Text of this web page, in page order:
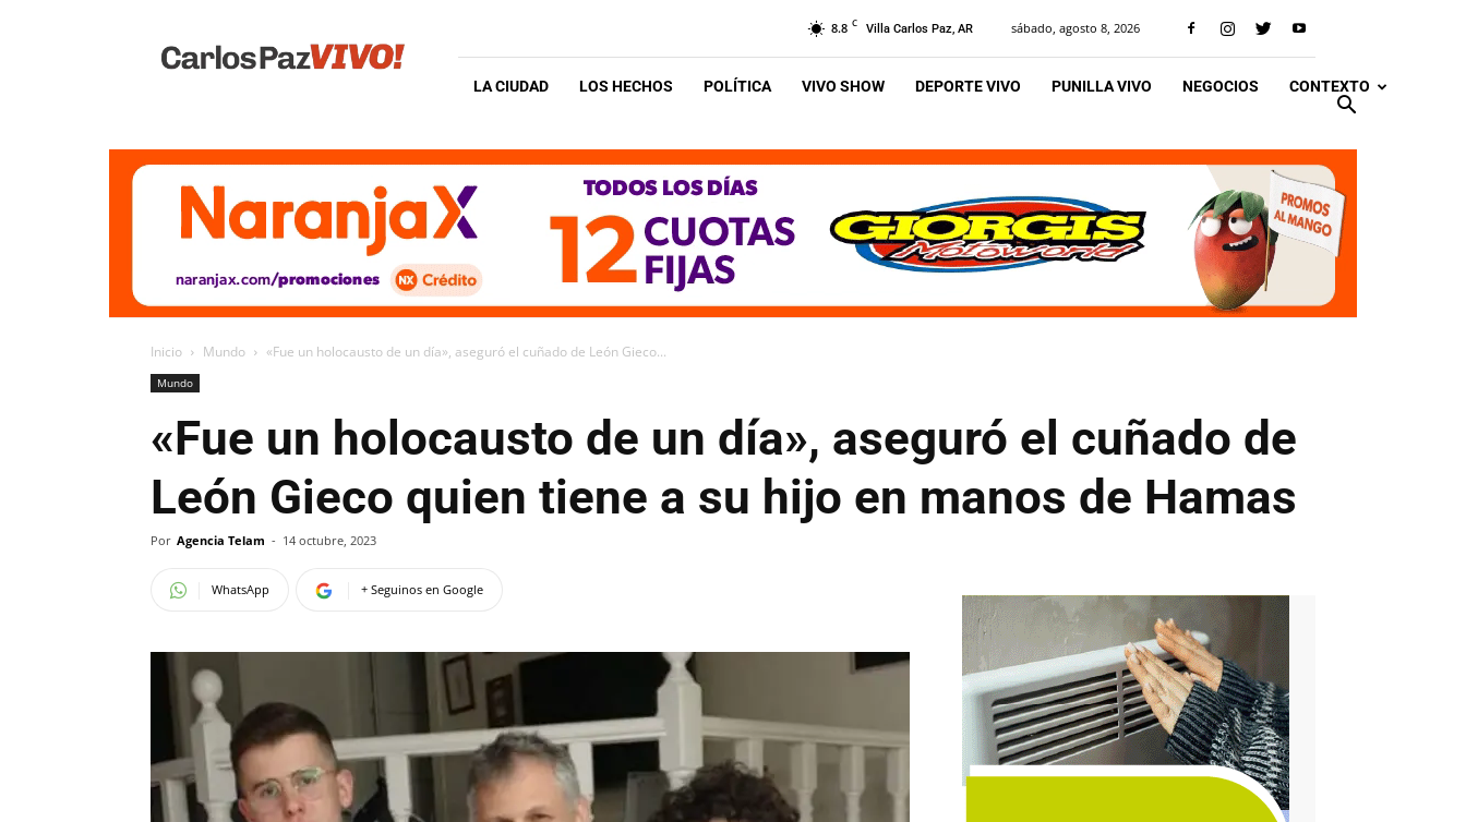
Vivo
8.8 C Villa Carlos Paz, AR sábado, agosto 8, 2026
LA CIUDAD LOS HECHOS POLÍTICA VIVO SHOW DEPORTE VIVO PUNILLA VIVO NEGOCIOS CONTEXTO
Inicio Mundo «Fue un holocausto de un día», aseguró el cuñado de León Gieco...
Mundo
«Fue un holocausto de un día», aseguró el cuñado de
León Gieco quien tiene a su hijo en manos de Hamas
Por Agencia Telam - 14 octubre, 2023
WhatsApp + Seguinos en Google